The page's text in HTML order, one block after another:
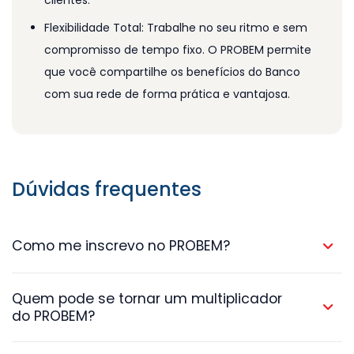
Flexibilidade Total: Trabalhe no seu ritmo e sem
compromisso de tempo fixo. O PROBEM permite
que você compartilhe os benefícios do Banco
com sua rede de forma prática e vantajosa.
Dúvidas frequentes
Como me inscrevo no PROBEM?
Para se inscrever no PROBEM, basta enviar a palavra "oi"
para o número (48) 33480300 no WhatsApp e preencher o
Quem pode se tornar um multiplicador
do PROBEM?